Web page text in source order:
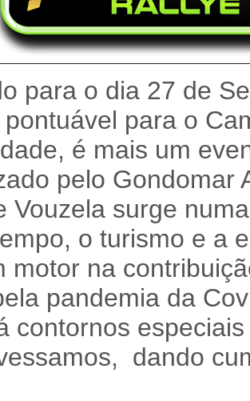
para o dia 27 de
para o
é mais um
pelo
Vouzela surge
o turismo e a
motor na
pandemia da
contornos
dando